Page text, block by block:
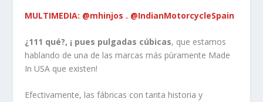
MULTIMEDIA: @mhinjos . @IndianMotorcycleSpain
¿111 qué?, ¡ pues pulgadas cúbicas, que estamos
hablando de una de las marcas más pùramente Made
In USA que existen!
Efectivamente, las fábricas con tanta historia y